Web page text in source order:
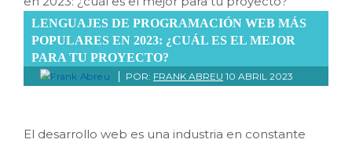
LENGUAJES DE PROGRAMACIÓN WEB MÁS
POPULARES EN 2023: ¿CUÁL ES EL MEJOR
PARA TU PROYECTO?
POR: FRANK ABREU 10 ABRIL 2023
El desarrollo web es una industria en constante